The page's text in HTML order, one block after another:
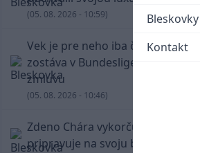
Bleskovky
Kontakt
(05. 08. 2026 - 10:59)
Vek je pre neho iba číslo!
zostáva v Bundeslige, so Schalke
zmluvu
(05. 08. 2026 - 10:46)
Zdeno Chára vykorčuľoval na ľad!
pripravuje na svoju blížiacu sa